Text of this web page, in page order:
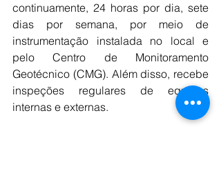
continuamente, 24 horas por dia, sete
dias por semana, por meio de
instrumentação instalada no local e
pelo Centro de Monitoramento
Geotécnico (CMG). Além disso, recebe
inspeções regulares de equipes
internas e externas.